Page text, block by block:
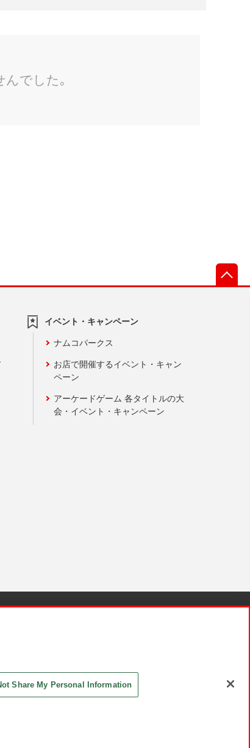
イベント・キャンペーン
ナムコパークス
お店で開催するイベント・キャン
ペーン
アーケードゲーム 各タイトルの大
会・イベント・キャンペーン
Share My Personal Information